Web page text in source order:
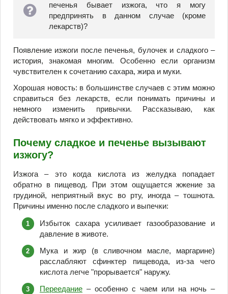
печенья бывает изжога, что я могу
предпринять в данном случае (кроме
лекарств)?
Появление изжоги после печенья, булочек и сладкого –
история, знакомая многим. Особенно если организм
чувствителен к сочетанию сахара, жира и муки.
Хорошая новость: в большинстве случаев с этим можно
справиться без лекарств, если понимать причины и
немного изменить привычки. Рассказываю, как
действовать мягко и эффективно.
Почему сладкое и печенье вызывают
изжогу?
Изжога – это когда кислота из желудка попадает
обратно в пищевод. При этом ощущается жжение за
грудиной, неприятный вкус во рту, иногда – тошнота.
Причины именно после сладкого и выпечки:
Избыток сахара усиливает газообразование и
давление в животе.
Мука и жир (в сливочном масле, маргарине)
расслабляют сфинктер пищевода, из-за чего
кислота легче "прорывается" наружу.
Переедание – особенно с чаем или на ночь –